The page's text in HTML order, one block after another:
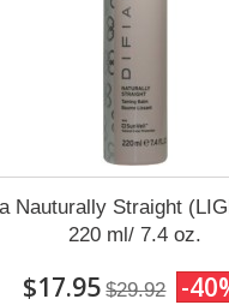
Nauturally Straight
220 ml/ 7.4 oz.
$17.95 $29.92 -